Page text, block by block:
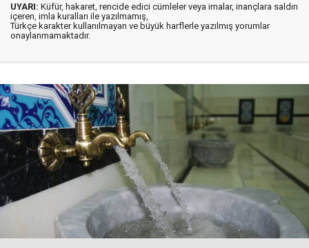
UYARI: Küfür, hakaret, rencide edici cümleler veya imalar, inançlara saldırı
içeren, imla kuralları ile yazılmamış,
Türkçe karakter kullanılmayan ve büyük harflerle yazılmış yorumlar
onaylanmamaktadır.